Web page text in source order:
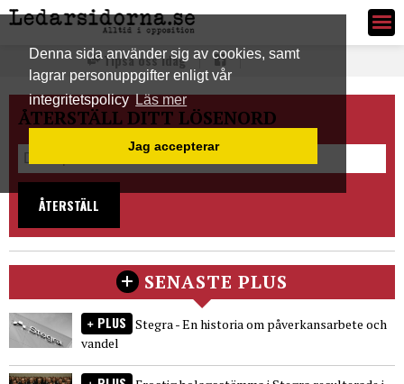
Denna sida använder sig av cookies, samt
lagrar personuppgifter enligt vår
integritetspolicyLäs mer
Jag accepterar
Ledarsidorna.se
Tipsa oss idag
ÅTERSTÄLL DITT LÖSENORD
ÅTERSTÄLL
SENASTE PLUS
PLUS Stegra - En historia om påverkansarbete och
vandel